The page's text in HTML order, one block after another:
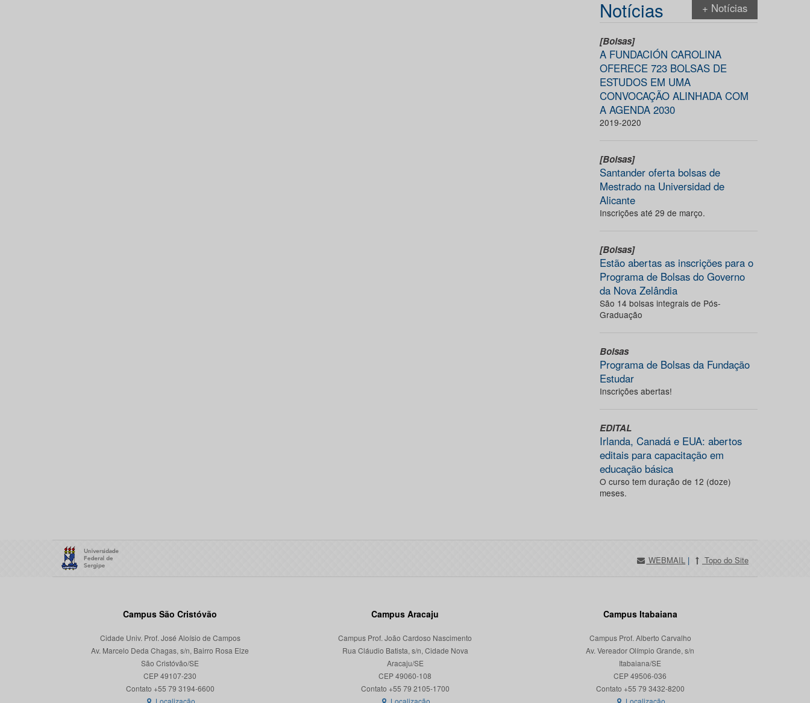
Notícias + Notícias
[Bolsas]
A FUNDACIÓN CAROLINA
OFERECE 723 BOLSAS DE
ESTUDOS EM UMA
CONVOCAÇÃO ALINHADA COM
A AGENDA 2030
2019-2020
[Bolsas]
Santander oferta bolsas de
Mestrado na Universidad de
Alicante
Inscrições até 29 de março.
[Bolsas]
Estão abertas as inscrições para o
Programa de Bolsas do Governo
da Nova Zelândia
São 14 bolsas integrais de Pós-
Graduação
Bolsas
Programa de Bolsas da Fundação
Estudar
Inscrições abertas!
EDITAL
Irlanda, Canadá e EUA: abertos
editais para capacitação em
educação básica
O curso tem duração de 12 (doze)
meses.
WEBMAIL | Topo do Site
Campus São Cristóvão
Cidade Univ. Prof. José Aloísio de Campos
Av. Marcelo Deda Chagas, s/n, Bairro Rosa Elze
São Cristóvão/SE
CEP 49107-230
Localização
Campus Aracaju
Campus Prof. João Cardoso Nascimento
Rua Cláudio Batista, s/n, Cidade Nova
Aracaju/SE
CEP 49060-108
Localização
Campus Itabaiana
Campus Prof. Alberto Carvalho
Av. Vereador Olímpio Grande, s/n
Itabaiana/SE
CEP 49506-036
Localização